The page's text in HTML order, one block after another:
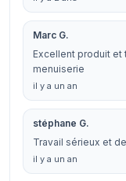
Marc G.
Excellent produit et
menuiserie
il y a un an
stéphane G.
Travail sérieux et
il y a un an